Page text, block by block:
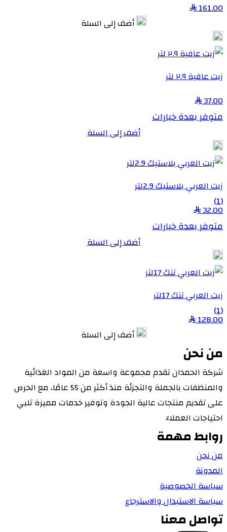
161.00
أضف إلى السلة
زيت عافية ٢.٩ لتر
37.00
متوفر بعدة خيارات
أضف إلى السلة
زيت العربي بلاستيك 2.9لتر
(1)
32.00
متوفر بعدة خيارات
أضف إلى السلة
زيت العربي تنك 17لتر
(1)
128.00
أضف إلى السلة
من نحن
شركة الحمدان تقدم مجموعة واسعة من المواد الغذائية
والمنظفات بالجملة والتجزئة منذ أكثر من 55 عامًا، مع الحرص
على تقديم منتجات عالية الجودة وتوفير خدمات مميزة تلبي
احتياجات العملاء
روابط مهمة
من نحن
المدونة
سياسة الخصوصية
سياسة الاستبدال والاسترجاع
تواصل معنا